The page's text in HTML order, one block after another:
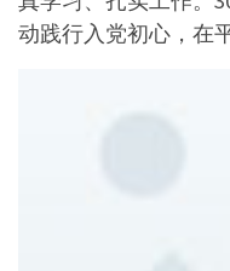
动践行入党初心，在